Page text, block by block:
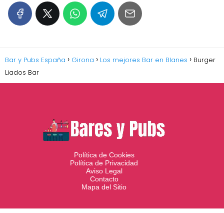
Bar y Pubs España Girona Los mejores Bar en Blanes
Burger
Liados Bar
Política de Cookies
Política de Privacidad
Aviso Legal
Contacto
Mapa del Sitio